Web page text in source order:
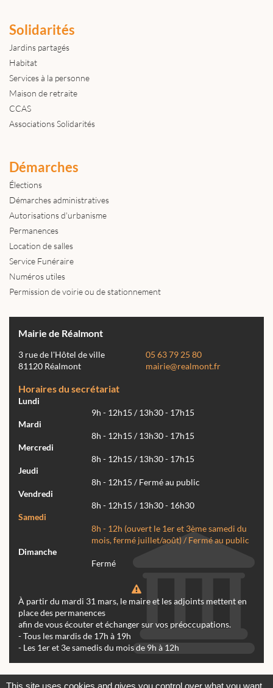
Solidarités
Jardins partagés
Habitat
Services à la personne
Maison de retraite
CCAS
Associations Solidarités
Démarches
Élections
Démarches administratives
Autorisations d'urbanisme
Permanences
Location de salles
Service Funéraire
Numéros utiles
Permission de voirie ou de stationnement
Mairie de Réalmont
3 rue de l'Hôtel de ville
81120 Réalmont
05 63 79 25 80
mairie@realmont.fr
Horaires du secrétariat
Lundi
9h - 12h15 / 13h30 - 17h15
Mardi
8h - 12h15 / 13h30 - 17h15
Mercredi
8h - 12h15 / 13h30 - 17h15
Jeudi
8h - 12h15 / Fermé au public
Vendredi
8h - 12h15 / 13h30 - 16h30
Samedi
8h - 12h (ouvert le 1er et 3ème samedi du
mois, fermé juillet/août) / Fermé au public
Dimanche
Fermé
À partir du mardi 31 mars, le maire et les adjoints mettent en
place des permanences
afin de vous écouter et échanger sur vos préoccupations.
- Tous les mardis de 17h à 19h
- Les 1er et 3e samedis du mois de 9h à 12h
This site uses cookies and gives you control over what you want